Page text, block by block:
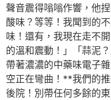
聲音震得嗡嗡作響，他
酸味？等等！我聞到的
味！還有，我現在走不
的溫和震動！」「蒜泥
帶著濃濃的中藥味電子
空正在彎曲！**我們的
後院！別帶任何多餘的